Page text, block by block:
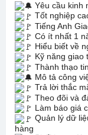
Yêu cầu kinh
Tốt nghiệp
Tiếng Anh
Có ít nhất 1
Hiểu biết về
Kỹ năng giao
Thành thạo
Mô tả công
Trả lời thắc
Theo đõi và
Làm báo giá
Quản lý dữ
hàng